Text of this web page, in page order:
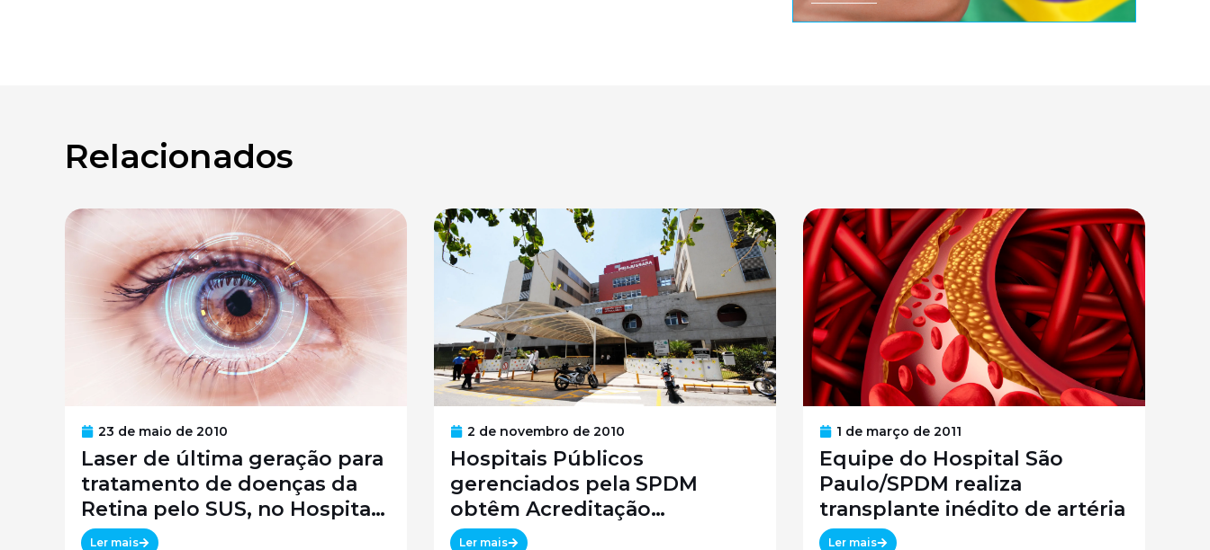
Relacionados
23 de maio de 2010
Laser de última geração para
tratamento de doenças da
Retina pelo SUS, no Hospital
São Paulo / SPDM / UNIFESP
Ler mais
2 de novembro de 2010
Hospitais Públicos
gerenciados pela SPDM
obtêm Acreditação
Canadense
Ler mais
1 de março de 2011
Equipe do Hospital São
Paulo/SPDM realiza
transplante inédito de artéria
Ler mais